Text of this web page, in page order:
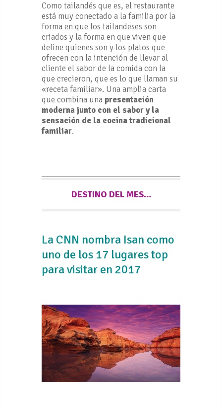
Como tailandés que es, el restaurante
está muy conectado a la familia por la
forma en que los tailandeses son
criados y la forma en que viven que
define quienes son y los platos que
ofrecen con la intención de llevar al
cliente el sabor de la comida con la
que crecieron, que es lo que llaman su
«receta familiar». Una amplia carta
que combina una presentación
moderna junto con el sabor y la
sensación de la cocina tradicional
familiar.
DESTINO DEL MES…
La CNN nombra Isan como
uno de los 17 lugares top
para visitar en 2017